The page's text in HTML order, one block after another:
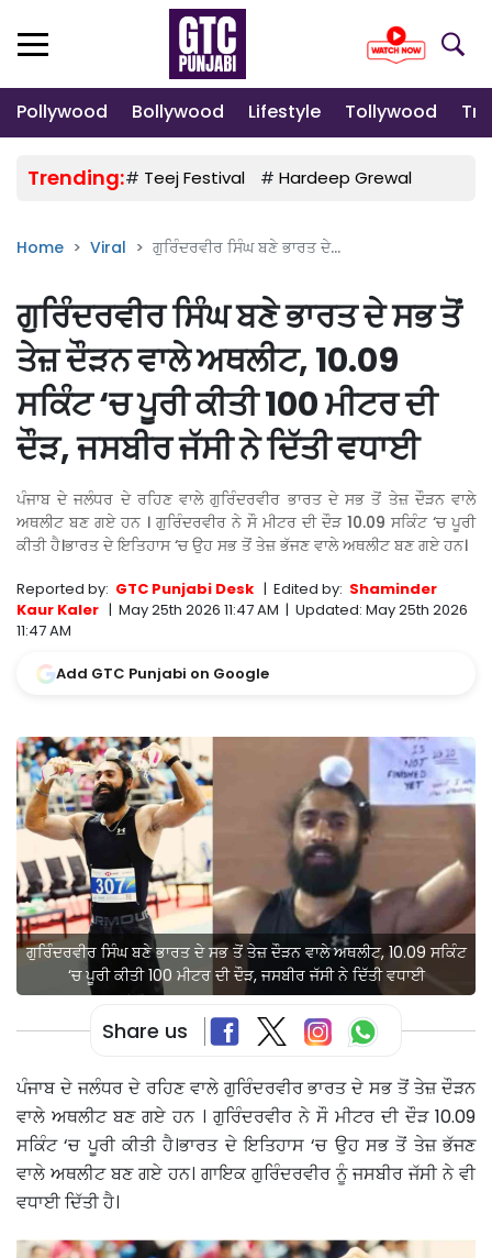
Pollywood Bollywood Lifestyle Tollywood
Trending:# Teej Festival # Hardeep Grewal
Home Viral ਗੁਰਿੰਦਰਵੀਰ ਸਿੰਘ ਬਣੇ ਭਾਰਤ ਦੇ...
ਗੁਰਿੰਦਰਵੀਰ ਸਿੰਘ ਬਣੇ ਭਾਰਤ ਦੇ ਸਭ ਤੋਂ
ਤੇਜ਼ ਦੌੜਨ ਵਾਲੇ ਅਥਲੀਟ, 10.09
ਸਕਿੰਟ ‘ਚ ਪੂਰੀ ਕੀਤੀ 100 ਮੀਟਰ ਦੀ
ਦੌੜ, ਜਸਬੀਰ ਜੱਸੀ ਨੇ ਦਿੱਤੀ ਵਧਾਈ
ਪੰਜਾਬ ਦੇ ਜਲੰਧਰ ਦੇ ਰਹਿਣ ਵਾਲੇ ਗੁਰਿੰਦਰਵੀਰ ਭਾਰਤ ਦੇ ਸਭ ਤੋਂ ਤੇਜ਼ ਦੌੜਨ ਵਾਲੇ
ਅਥਲੀਟ ਬਣ ਗਏ ਹਨ । ਗੁਰਿੰਦਰਵੀਰ ਨੇ ਸੌ ਮੀਟਰ ਦੀ ਦੌੜ 10.09 ਸਕਿੰਟ ‘ਚ ਪੂਰੀ
ਕੀਤੀ ਹੈ।ਭਾਰਤ ਦੇ ਇਤਿਹਾਸ ‘ਚ ਉਹ ਸਭ ਤੋਂ ਤੇਜ਼ ਭੱਜਣ ਵਾਲੇ ਅਥਲੀਟ ਬਣ ਗਏ ਹਨ।
Reported by: GTC Punjabi Desk | Edited by: Shaminder
Kaur Kaler | May 25th 2026 11:47 AM | Updated: May 25th 2026
11:47 AM
Add GTC Punjabi on Google
ਗੁਰਿੰਦਰਵੀਰ ਸਿੰਘ ਬਣੇ ਭਾਰਤ ਦੇ ਸਭ ਤੋਂ ਤੇਜ਼ ਦੌੜਨ ਵਾਲੇ ਅਥਲੀਟ, 10.09 ਸਕਿੰਟ
‘ਚ ਪੂਰੀ ਕੀਤੀ 100 ਮੀਟਰ ਦੀ ਦੌੜ, ਜਸਬੀਰ ਜੱਸੀ ਨੇ ਦਿੱਤੀ ਵਧਾਈ
Share us
ਪੰਜਾਬ ਦੇ ਜਲੰਧਰ ਦੇ ਰਹਿਣ ਵਾਲੇ ਗੁਰਿੰਦਰਵੀਰ ਭਾਰਤ ਦੇ ਸਭ ਤੋਂ ਤੇਜ਼ ਦੌੜਨ
ਵਾਲੇ ਅਥਲੀਟ ਬਣ ਗਏ ਹਨ । ਗੁਰਿੰਦਰਵੀਰ ਨੇ ਸੌ ਮੀਟਰ ਦੀ ਦੌੜ 10.09
ਸਕਿੰਟ ‘ਚ ਪੂਰੀ ਕੀਤੀ ਹੈ।ਭਾਰਤ ਦੇ ਇਤਿਹਾਸ ‘ਚ ਉਹ ਸਭ ਤੋਂ ਤੇਜ਼ ਭੱਜਣ
ਵਾਲੇ ਅਥਲੀਟ ਬਣ ਗਏ ਹਨ। ਗਾਇਕ ਗੁਰਿੰਦਰਵੀਰ ਨੂੰ ਜਸਬੀਰ ਜੱਸੀ ਨੇ ਵੀ
ਵਧਾਈ ਦਿੱਤੀ ਹੈ।